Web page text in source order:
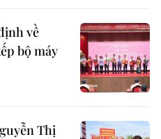
về
bộ máy
Thị